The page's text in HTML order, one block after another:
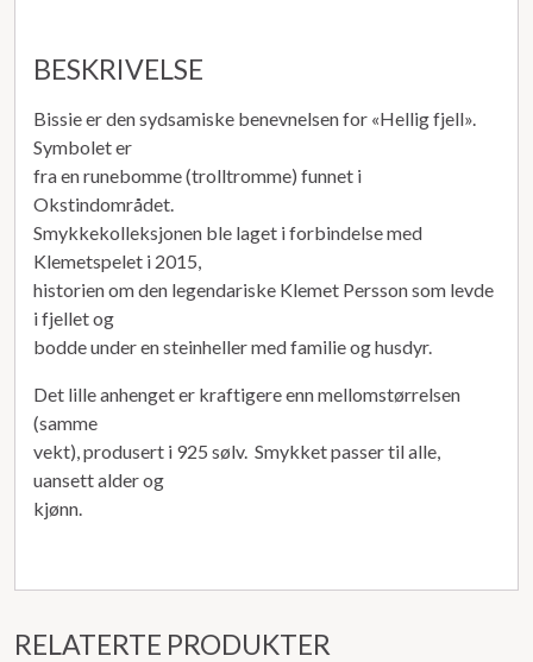
BESKRIVELSE
Bissie er den sydsamiske benevnelsen for «Hellig fjell».
Symbolet er
fra en runebomme (trolltromme) funnet i
Okstindområdet.
Smykkekolleksjonen ble laget i forbindelse med
Klemetspelet i 2015,
historien om den legendariske Klemet Persson som levde
i fjellet og
bodde under en steinheller med familie og husdyr.
Det lille anhenget er kraftigere enn mellomstørrelsen
(samme
vekt), produsert i 925 sølv. Smykket passer til alle,
uansett alder og
kjønn.
RELATERTE PRODUKTER